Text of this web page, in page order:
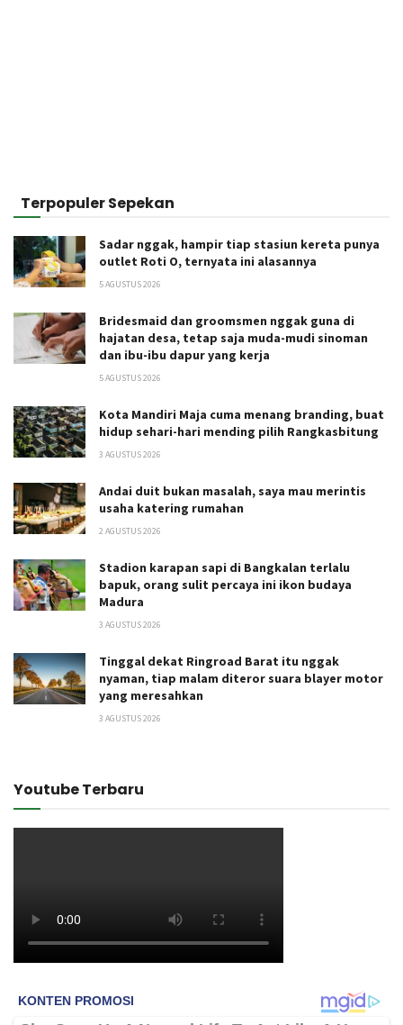
Terpopuler Sepekan
Sadar nggak, hampir tiap stasiun kereta punya
outlet Roti O, ternyata ini alasannya
5 AGUSTUS 2026
Bridesmaid dan groomsmen nggak guna di
hajatan desa, tetap saja muda-mudi sinoman
dan ibu-ibu dapur yang kerja
5 AGUSTUS 2026
Kota Mandiri Maja cuma menang branding, buat
hidup sehari-hari mending pilih Rangkasbitung
3 AGUSTUS 2026
Andai duit bukan masalah, saya mau merintis
usaha katering rumahan
2 AGUSTUS 2026
Stadion karapan sapi di Bangkalan terlalu
bapuk, orang sulit percaya ini ikon budaya
Madura
3 AGUSTUS 2026
Tinggal dekat Ringroad Barat itu nggak
nyaman, tiap malam diteror suara blayer motor
yang meresahkan
3 AGUSTUS 2026
Youtube Terbaru